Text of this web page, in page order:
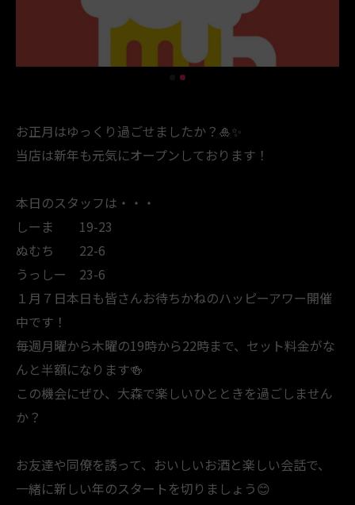
お正月はゆっくり過ごせましたか？🎍✨
当店は新年も元気にオープンしております！
本日のスタッフは・・・
しーま 19-23
ぬむち 22-6
うっしー 23-6
１月７日本日も皆さんお待ちかねのハッピーアワー開催
中です！
毎週月曜から木曜の19時から22時まで、セット料金がな
んと半額になります🍻
この機会にぜひ、大森で楽しいひとときを過ごしません
か？
お友達や同僚を誘って、おいしいお酒と楽しい会話で、
一緒に新しい年のスタートを切りましょう😊